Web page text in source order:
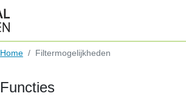
Home Filtermogelijkheden
Functies